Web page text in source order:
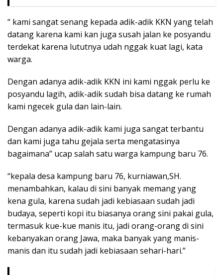
“ kami sangat senang kepada adik-adik KKN yang telah
datang karena kami kan juga susah jalan ke posyandu
terdekat karena lututnya udah nggak kuat lagi, kata
warga.
Dengan adanya adik-adik KKN ini kami nggak perlu ke
posyandu lagih, adik-adik sudah bisa datang ke rumah
kami ngecek gula dan lain-lain.
Dengan adanya adik-adik kami juga sangat terbantu
dan kami juga tahu gejala serta mengatasinya
bagaimana” ucap salah satu warga kampung baru 76.
“kepala desa kampung baru 76, kurniawan,SH.
menambahkan, kalau di sini banyak memang yang
kena gula, karena sudah jadi kebiasaan sudah jadi
budaya, seperti kopi itu biasanya orang sini pakai gula,
termasuk kue-kue manis itu, jadi orang-orang di sini
kebanyakan orang Jawa, maka banyak yang manis-
manis dan itu sudah jadi kebiasaan sehari-hari.”